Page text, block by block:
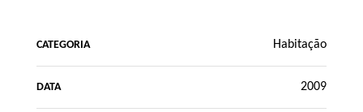
CATEGORIA Habitação
DATA 2009